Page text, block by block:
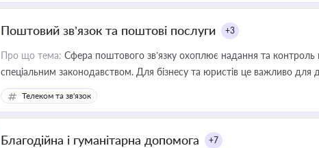
Поштовий зв’язок та поштові послуги +3
Про що тема: Сфера поштового зв’язку охоплює надання та
спеціальним законодавством. Для бізнесу та юристів це важливо для
реєстрах і забезпечення прав споживачів.
Телеком та зв'язок
Благодійна і гуманітарна допомога +7